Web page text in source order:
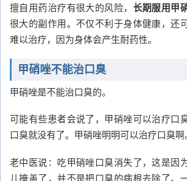
擅自用药治疗有很大的风险， 长期服用甲
很大的副作用。不仅不利于身体健康，还
难以治疗，因为身体会产生耐药性。
甲硝唑不能治口臭
甲硝唑是不能治口臭的。
可能有些患者会说了，甲硝唑可以治疗口
口臭就没有了。甲硝唑明明可以治疗口臭啊。
老中医说：吃甲硝唑口臭消失了，这是因
儿掩盖了，并不是把口臭的病根去除了。